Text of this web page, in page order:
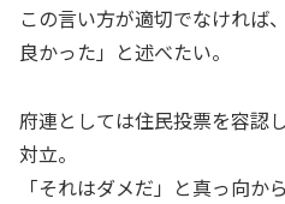
この言い方が適切でなければ
良かった」と述べたい。
府連としては住民投票を容認
対立。
「それはダメだ」と真っ向か